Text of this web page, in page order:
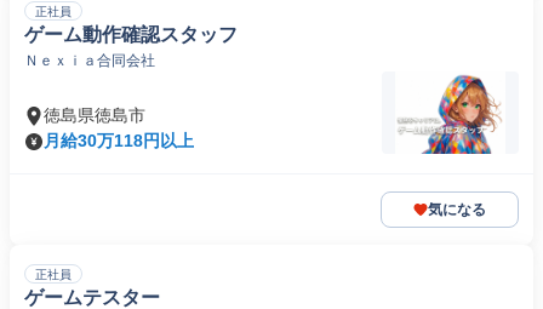
正社員
ゲーム動作確認スタッフ
Ｎｅｘｉａ合同会社
徳島県徳島市
月給30万118円以上
気になる
正社員
ゲームテスター